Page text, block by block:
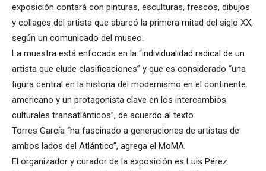
exposición contará con pinturas, esculturas, frescos, dibujos
y collages del artista que abarcó la primera mitad del siglo XX,
según un comunicado del museo.
La muestra está enfocada en la “individualidad radical de un
artista que elude clasificaciones” y que es considerado “una
figura central en la historia del modernismo en el continente
americano y un protagonista clave en los intercambios
culturales transatlánticos”, de acuerdo al texto.
Torres García “ha fascinado a generaciones de artistas de
ambos lados del Atlántico”, agrega el MoMA.
El organizador y curador de la exposición es Luis Pérez